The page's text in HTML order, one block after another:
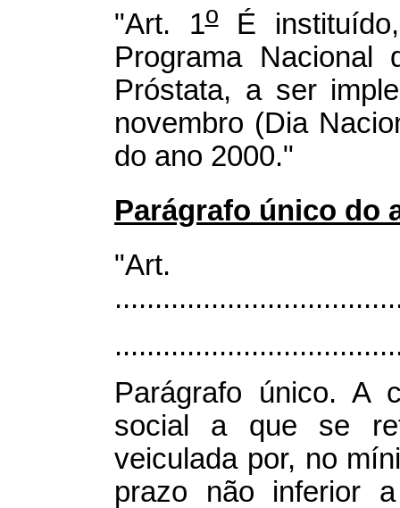
"Art. 1oÉ
Programa
Próstata, a ser
novembro (Dia
do ano 2000."
Parágrafo único do
Parágrafo único. A
social a que se
veiculada por, no
prazo não inferior